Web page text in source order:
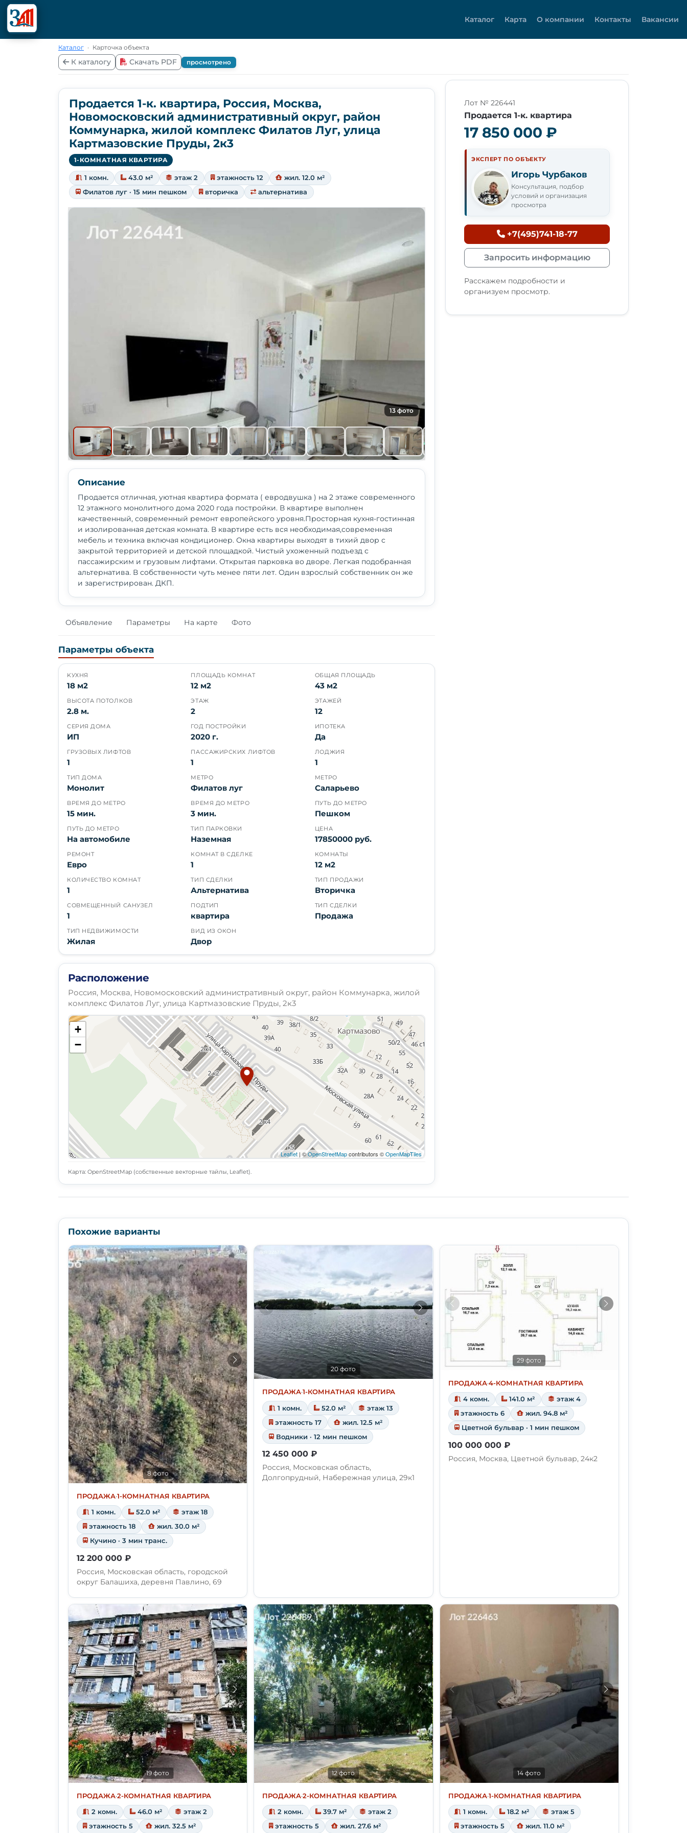
Каталог Карта О компании Контакты Вакансии
Каталог · Карточка объекта
К каталогу Скачать PDF просмотрено
Продается 1-к. квартира, Россия, Москва,
Новомосковский административный округ, район
Коммунарка, жилой комплекс Филатов Луг, улица
Картмазовские Пруды, 2к3
1-КОМНАТНАЯ КВАРТИРА
1 комн. 43.0 м² этаж 2 этажность 12
жил. 12.0 м²
Филатов луг · 15 мин пешком
вторичка альтернатива
13 фото
Описание
Продается отличная, уютная квартира формата ( евродвушка ) на 2 этаже современного
12 этажного монолитного дома 2020 года постройки. В квартире выполнен
качественный, современный ремонт европейского уровня.Просторная кухня-гостинная
и изолированная детская комната. В квартире есть вся необходимая,современная
мебель и техника включая кондиционер. Окна квартиры выходят в тихий двор с
закрытой территорией и детской площадкой. Чистый ухоженный подъезд с
пассажирским и грузовым лифтами. Открытая парковка во дворе. Легкая подобранная
альтернатива. В собственности чуть менее пяти лет. Один взрослый собственник он же
и зарегистрирован. ДКП.
Объявление Параметры На карте Фото
Параметры объекта
KУХНЯ
18 м2
ПЛОЩАДЬ КОМНАТ
12 м2
ОБЩАЯ ПЛОЩАДЬ
43 м2
ВЫСОТА ПОТОЛКОВ
2.8 м.
ЭТАЖ
2
ЭТАЖЕЙ
12
СЕРИЯ ДОМА
ИП
ГОД ПОСТРОЙКИ
2020 г.
ИПОТЕКА
Да
ГРУЗОВЫХ ЛИФТОВ
1
ПАССАЖИРСКИХ ЛИФТОВ
1
ЛОДЖИЯ
1
ТИП ДОМА
Монолит
МЕТРО
Филатов луг
МЕТРО
Саларьево
ВРЕМЯ ДО МЕТРО
15 мин.
ВРЕМЯ ДО МЕТРО
3 мин.
ПУТЬ ДО МЕТРО
Пешком
ПУТЬ ДО МЕТРО
На автомобиле
ТИП ПАРКОВКИ
Наземная
ЦЕНА
17850000 руб.
РЕМОНТ
Евро
КОМНАТ В СДЕЛКЕ
1
КОМНАТЫ
12 м2
КОЛИЧЕСТВО КОМНАТ
1
ТИП СДЕЛКИ
Альтернатива
ТИП ПРОДАЖИ
Вторичка
СОВМЕЩЕННЫЙ САНУЗЕЛ
1
ПОДТИП
квартира
ТИП СДЕЛКИ
Продажа
ТИП НЕДВИЖИМОСТИ
Жилая
ВИД ИЗ ОКОН
Двор
Расположение
Россия, Москва, Новомосковский административный округ, район Коммунарка, жилой
комплекс Филатов Луг, улица Картмазовские Пруды, 2к3
+
−
Leaflet | ©OpenStreetMapcontributors ©OpenMapTiles
Карта: OpenStreetMap (собственные векторные тайлы, Leaflet).
Лот № 226441
Продается 1-к. квартира
17 850 000 ₽
ЭКСПЕРТ ПО ОБЪЕКТУ
Игорь Чурбаков
Консультация, подбор
условий и организация
просмотра
+7(495)741-18-77
Запросить информацию
Расскажем подробности и
организуем просмотр.
Похожие варианты
8 фото
ПРОДАЖА·1-КОМНАТНАЯ КВАРТИРА
1 комн. 52.0 м²
этаж 18
этажность 18
жил. 30.0 м²
Кучино · 3 мин транс.
12 200 000 ₽
Россия, Московская область, городской
округ Балашиха, деревня Павлино, 69
20 фото
ПРОДАЖА·1-КОМНАТНАЯ КВАРТИРА
1 комн. 52.0 м²
этаж 13
этажность 17
жил. 12.5 м²
Водники · 12 мин пешком
12 450 000 ₽
Россия, Московская область,
Долгопрудный, Набережная улица, 29к1
29 фото
ПРОДАЖА·4-КОМНАТНАЯ КВАРТИРА
4 комн. 141.0 м²
этаж 4
этажность 6
жил. 94.8 м²
Цветной бульвар · 1 мин пешком
100 000 000 ₽
Россия, Москва, Цветной бульвар, 24к2
19 фото
ПРОДАЖА·2-КОМНАТНАЯ КВАРТИРА
2 комн. 46.0 м²
этаж 2
этажность 5
жил. 32.5 м²
12 фото
ПРОДАЖА·2-КОМНАТНАЯ КВАРТИРА
2 комн. 39.7 м²
этаж 2
этажность 5
жил. 27.6 м²
14 фото
ПРОДАЖА·1-КОМНАТНАЯ КВАРТИРА
1 комн. 18.2 м²
этаж 5
этажность 5
жил. 11.0 м²